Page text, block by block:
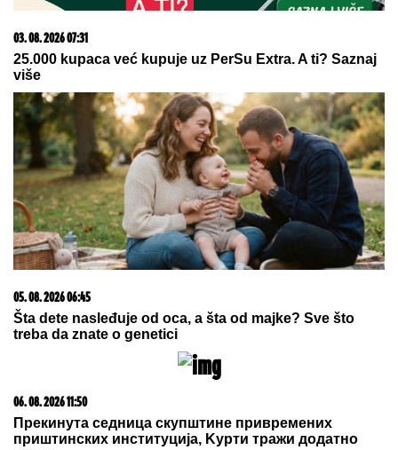
06. 08. 2026 06:38
Da li je genetika zaslužna za rađanje blizanaca? Istina o
05. 08. 2026 15:45
Сазнања „Политике”: Ко је поставио замку
Митрополиту Методију у Горњем Заостру
Hibrid broj 1 koji osvaja Evropu, sada po specijalnoj